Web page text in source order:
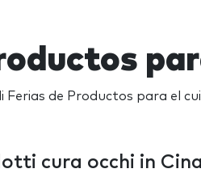
Ferias de Productos para el
cura occhi in Cina